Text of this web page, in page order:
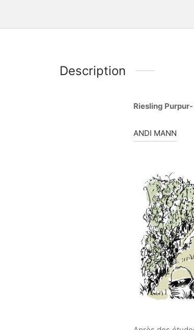
Description
Riesling Purpur-
ANDI MANN